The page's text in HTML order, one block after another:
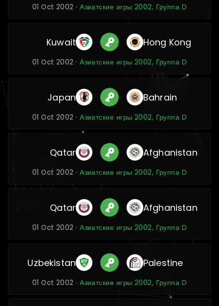
01 Oct 2002 ·Азиатские игры 2002, Группа D
Kuwait Hong Kong
01 Oct 2002 ·Азиатские игры 2002, Группа D
Japan Bahrain
01 Oct 2002 ·Азиатские игры 2002, Группа D
Qatar Afghanistan
01 Oct 2002 ·Азиатские игры 2002, Группа D
Qatar Afghanistan
01 Oct 2002 ·Азиатские игры 2002, Группа D
Uzbekistan Palestine
01 Oct 2002 ·Азиатские игры 2002, Группа D